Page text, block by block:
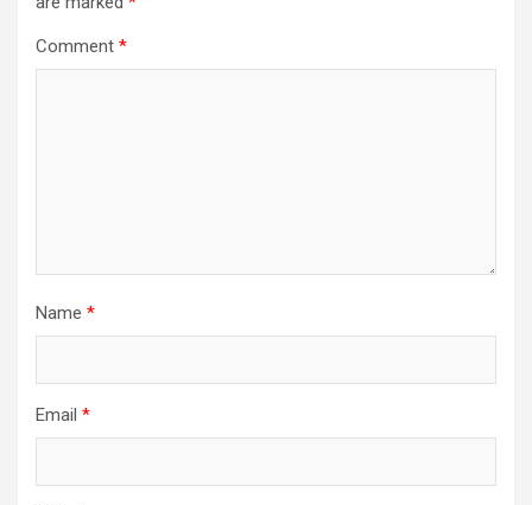
Comment *
Name *
Email *